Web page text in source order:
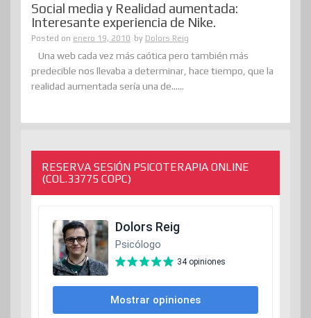
Social media y Realidad aumentada:
Interesante experiencia de Nike.
Posted on enero 19, 2010 by Dolors Reig
Una web cada vez más caótica pero también más
predecible nos llevaba a determinar, hace tiempo, que la
realidad aumentada sería una de......
RESERVA SESIÓN PSICOTERAPIA ONLINE
(COL.33775 COPC)